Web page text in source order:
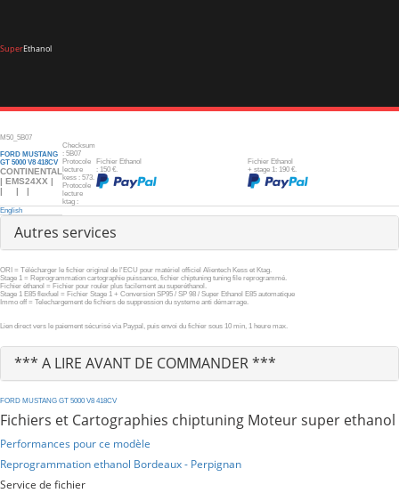
SuperEthanol
M50_5B07
FORD MUSTANG
GT 5000 V8 418CV
CONTINENTAL
| EMS24XX |
| | |
Checksum
: 5B07
Protocole
lecture
kess : 573.
Protocole
lecture
ktag :
Fichier Ethanol
: 150 €.
Fichier Ethanol
+ stage 1: 190 €.
English
Autres services
ORI = Télécharger le fichier original de l'ECU pour matériel officiel Alientech Kess et Ktag.
Stage 1 = Reprogrammation cartographie puissance, fichier chiptuning tuning file reprogrammé.
Fichier éthanol = Fichier pour rouler plus facilement au superéthanol.
Stage 1 E85 flexfuel = Fichier Stage 1 + Conversion SP95 / SP 98 / Super Ethanol E85 automatique
Immo off = Telechargement de fichiers de suppression du systeme anti démarrage.
Lien direct vers le paiement sécurisé via Paypal, puis envoi du fichier sous 10 min, 1 heure max.
*** A LIRE AVANT DE COMMANDER ***
FORD MUSTANG GT 5000 V8 418CV
Fichiers et Cartographies chiptuning Moteur super ethanol
Performances pour ce modèle
Reprogrammation ethanol Bordeaux - Perpignan
Service de fichier